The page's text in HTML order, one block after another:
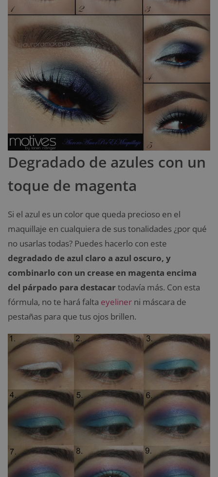
Degradado de azules con un
toque de magenta
Si el azul es un color que queda precioso en el
maquillaje en cualquiera de sus tonalidades ¿por qué
no usarlas todas? Puedes hacerlo con este
degradado de azul claro a azul oscuro, y
combinarlo con un crease en magenta encima
del párpado para destacartodavía más. Con esta
fórmula, no te hará falta eyeliner ni máscara de
pestañas para que tus ojos brillen.